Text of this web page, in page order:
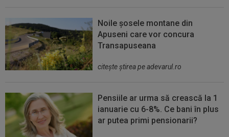
Noile șosele montane din
Apuseni care vor concura
Transapuseana
citeşte ştirea pe adevarul.ro
Pensiile ar urma să crească la 1
ianuarie cu 6-8%. Ce bani în plus
ar putea primi pensionarii?